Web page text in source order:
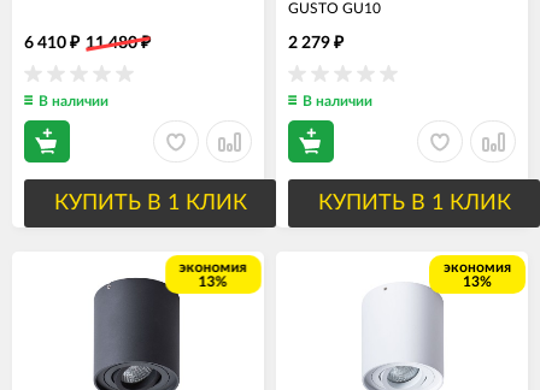
6 410 ₽ 11 480₽
В наличии
КУПИТЬ В 1 КЛИК
GUSTO GU10
2 279 ₽
В наличии
КУПИТЬ В 1 КЛИК
экономия
13%
экономия
13%